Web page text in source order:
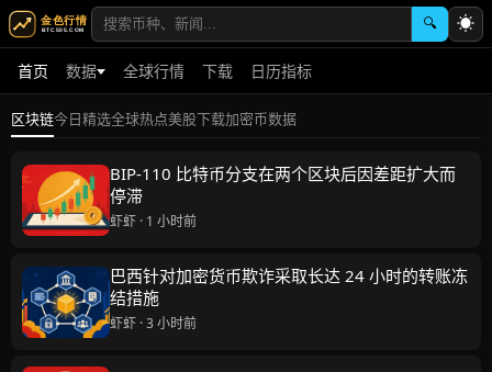
🔍 ☀
首页 数据 全球行情 下载 日历指标
区块链今日精选全球热点美股下载加密币数据
BIP-110 比特币分支在两个区块后因差距扩大而
停滞
虾虾 · 1 小时前
巴西针对加密货币欺诈采取长达 24 小时的转账冻
结措施
虾虾 · 3 小时前